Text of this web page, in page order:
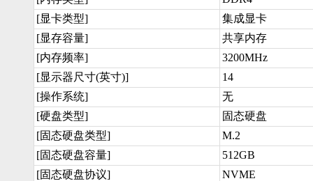
[显卡类型]
集成显卡
[显存容量]
共享内存
[内存频率]
3200MHz
[显示器尺寸(英寸)]
14
[操作系统]
无
[硬盘类型]
固态硬盘
[固态硬盘类型]
M.2
[固态硬盘容量]
512GB
[固态硬盘协议]
NVME